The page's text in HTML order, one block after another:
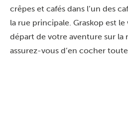
crêpes et cafés dans l’un des
la rue principale. Graskop est
départ de votre aventure sur la
assurez-vous d’en cocher